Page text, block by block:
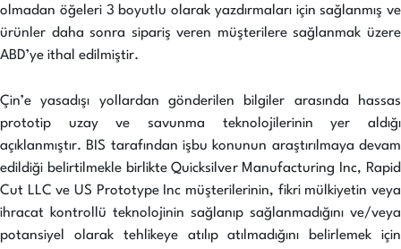
olmadan öğeleri 3 boyutlu olarak yazdırmaları için sağlanmış ve
ürünler daha sonra sipariş veren müşterilere sağlanmak üzere
ABD’ye ithal edilmiştir.
Çin’e yasadışı yollardan gönderilen bilgiler arasında hassas
prototip uzay ve savunma teknolojilerinin yer aldığı
açıklanmıştır. BIS tarafından işbu konunun araştırılmaya devam
edildiği belirtilmekle birlikte Quicksilver Manufacturing Inc, Rapid
Cut LLC ve US Prototype Inc müşterilerinin, fikri mülkiyetin veya
ihracat kontrollü teknolojinin sağlanıp sağlanmadığını ve/veya
potansiyel olarak tehlikeye atılıp atılmadığını belirlemek için